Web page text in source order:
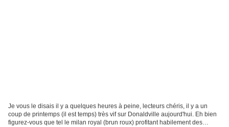
Je vous le disais il y a quelques heures à peine, lecteurs chéris, il y a un
coup de printemps (il est temps) très vif sur Donaldville aujourd'hui. Eh bien
figurez-vous que tel le milan royal (brun roux) profitant habilement des